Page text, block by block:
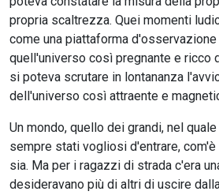
propria scaltrezza. Quei momenti
come una piattaforma
quell'universo così pregnante e ricco
si poteva scrutare in lontananza
dell'universo così attraente e
Un mondo, quello dei grandi, nel
sempre stati vogliosi d'entrare,
sia. Ma per i ragazzi di strada c'era
desideravano più di altri di uscire